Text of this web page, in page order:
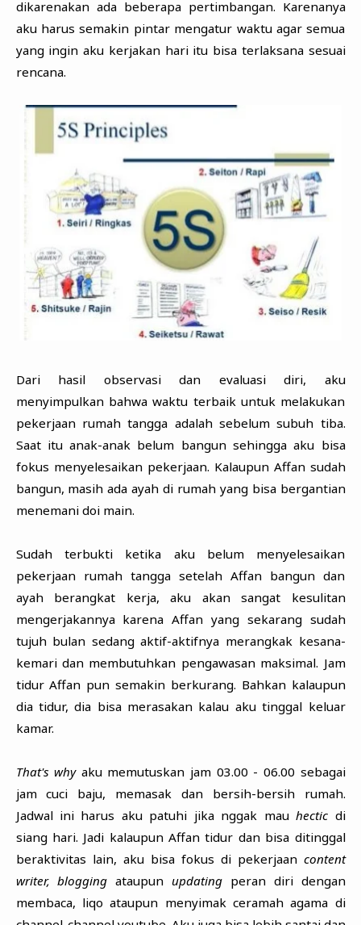
dikarenakan ada beberapa pertimbangan. Karenanya
aku harus semakin pintar mengatur waktu agar semua
yang ingin aku kerjakan hari itu bisa terlaksana sesuai
rencana.
Dari hasil observasi dan evaluasi diri, aku
menyimpulkan bahwa waktu terbaik untuk melakukan
pekerjaan rumah tangga adalah sebelum subuh tiba.
Saat itu anak-anak belum bangun sehingga aku bisa
fokus menyelesaikan pekerjaan. Kalaupun Affan sudah
bangun, masih ada ayah di rumah yang bisa bergantian
menemani doi main.
Sudah terbukti ketika aku belum menyelesaikan
pekerjaan rumah tangga setelah Affan bangun dan
ayah berangkat kerja, aku akan sangat kesulitan
mengerjakannya karena Affan yang sekarang sudah
tujuh bulan sedang aktif-aktifnya merangkak kesana-
kemari dan membutuhkan pengawasan maksimal. Jam
tidur Affan pun semakin berkurang. Bahkan kalaupun
dia tidur, dia bisa merasakan kalau aku tinggal keluar
kamar.
That's whyaku memutuskan jam 03.00 - 06.00 sebagai
jam cuci baju, memasak dan bersih-bersih rumah.
Jadwal ini harus aku patuhi jika nggak mauhectic di
siang hari. Jadi kalaupun Affan tidur dan bisa ditinggal
beraktivitas lain, aku bisa fokus di pekerjaan content
writer, blogging ataupunupdating peran diri dengan
membaca, liqo ataupun menyimak ceramah agama di